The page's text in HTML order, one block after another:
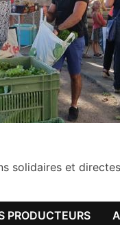
solidaires et
PRODUCTEURS